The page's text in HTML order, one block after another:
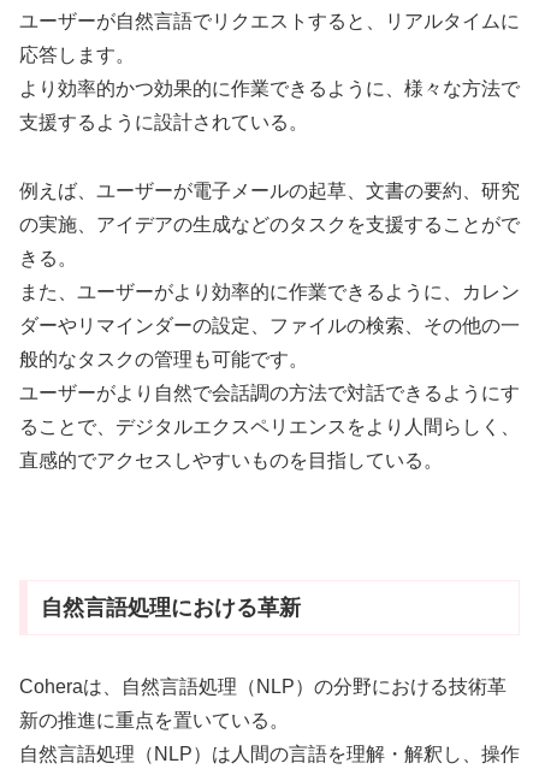
ユーザーが自然言語でリクエストすると、リアルタイムに
応答します。
より効率的かつ効果的に作業できるように、様々な方法で
支援するように設計されている。
例えば、ユーザーが電子メールの起草、文書の要約、研究
の実施、アイデアの生成などのタスクを支援することがで
きる。
また、ユーザーがより効率的に作業できるように、カレン
ダーやリマインダーの設定、ファイルの検索、その他の一
般的なタスクの管理も可能です。
ユーザーがより自然で会話調の方法で対話できるようにす
ることで、デジタルエクスペリエンスをより人間らしく、
直感的でアクセスしやすいものを目指している。
自然言語処理における革新
Coheraは、自然言語処理（NLP）の分野における技術革
新の推進に重点を置いている。
自然言語処理（NLP）は人間の言語を理解・解釈し、操作